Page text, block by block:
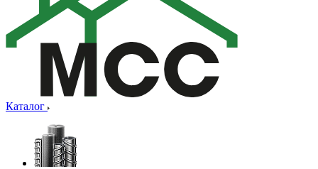
Каталог